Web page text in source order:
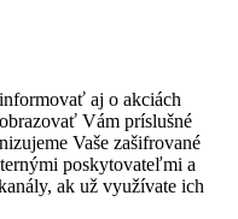
aj o akciách
Vám príslušné
Vaše zašifrované
poskytovateľmi a
ak už využívate ich